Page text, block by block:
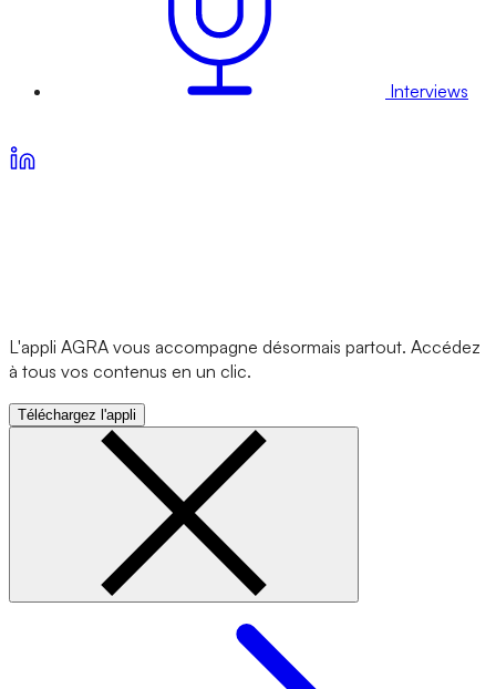
Interviews
L'appli AGRA vous accompagne désormais partout. Accédez
à tous vos contenus en un clic.
Téléchargez l'appli